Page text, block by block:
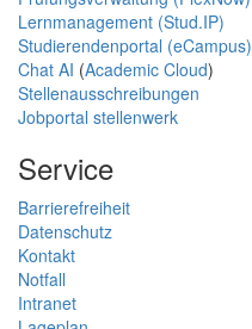
Lernmanagement (Stud.IP)
Studierendenportal (eCampus)
Chat AI (Academic Cloud)
Stellenausschreibungen
Jobportal stellenwerk
Service
Barrierefreiheit
Datenschutz
Kontakt
Notfall
Intranet